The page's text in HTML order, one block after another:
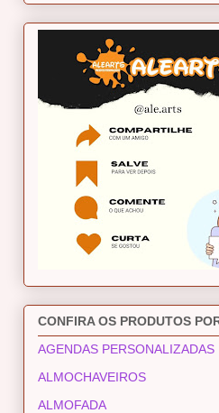
CONFIRA OS PRODUTOS
AGENDAS PERSONALIZADAS
ALMOCHAVEIROS
ALMOFADA